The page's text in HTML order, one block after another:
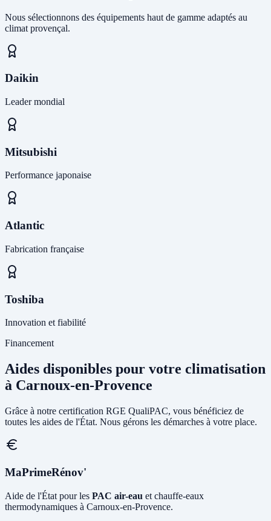
Nous sélectionnons des équipements haut de gamme adaptés au
climat provençal.
Daikin
Leader mondial
Mitsubishi
Performance japonaise
Atlantic
Fabrication française
Toshiba
Innovation et fiabilité
Financement
Aides disponibles pour votre climatisation
à Carnoux-en-Provence
Grâce à notre certification RGE QualiPAC, vous bénéficiez de
toutes les aides de l'État. Nous gérons les démarches à votre place.
MaPrimeRénov'
Aide de l'État pour les PAC air-eau et chauffe-eaux
thermodynamiques à Carnoux-en-Provence.